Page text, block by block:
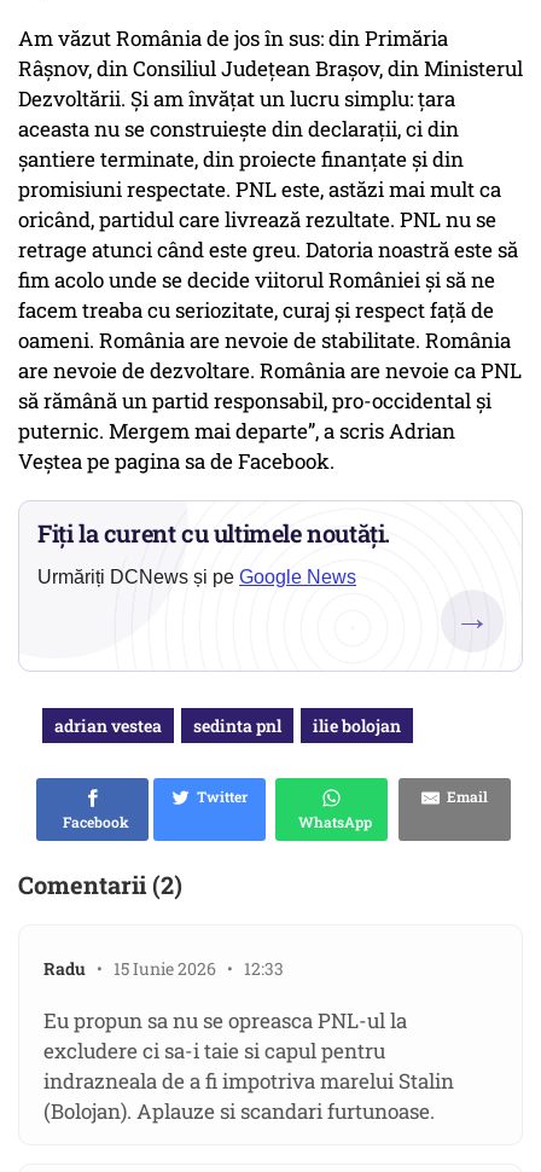
Am văzut România de jos în sus: din Primăria
Râșnov, din Consiliul Județean Brașov, din Ministerul
Dezvoltării. Și am învățat un lucru simplu: țara
aceasta nu se construiește din declarații, ci din
șantiere terminate, din proiecte finanțate și din
promisiuni respectate. PNL este, astăzi mai mult ca
oricând, partidul care livrează rezultate. PNL nu se
retrage atunci când este greu. Datoria noastră este să
fim acolo unde se decide viitorul României și să ne
facem treaba cu seriozitate, curaj și respect față de
oameni. România are nevoie de stabilitate. România
are nevoie de dezvoltare. România are nevoie ca PNL
să rămână un partid responsabil, pro-occidental și
puternic. Mergem mai departe”, a scris Adrian
Veștea pe pagina sa de Facebook.
Fiți la curent cu ultimele noutăți.
Urmăriți DCNews și pe Google News
→
adrian vestea sedinta pnl ilie bolojan
Facebook
Twitter
WhatsApp
Email
Comentarii (2)
Radu • 15 Iunie 2026 • 12:33
Eu propun sa nu se opreasca PNL-ul la
excludere ci sa-i taie si capul pentru
indrazneala de a fi impotriva marelui Stalin
(Bolojan). Aplauze si scandari furtunoase.